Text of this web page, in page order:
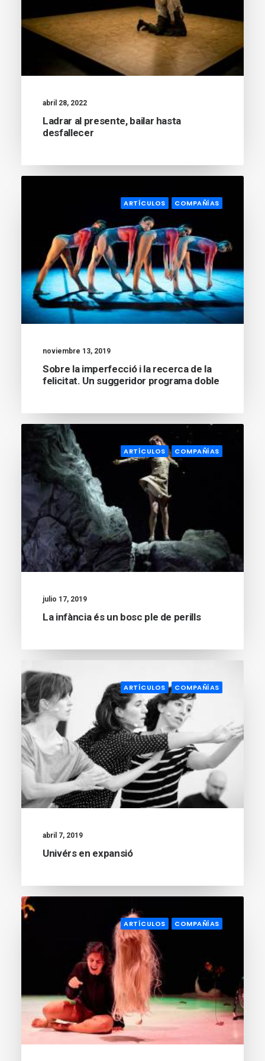
abril 28, 2022
Ladrar al presente, bailar hasta
desfallecer
ARTÍCULOS COMPAÑÍAS
noviembre 13, 2019
Sobre la imperfecció i la recerca de la
felicitat. Un suggeridor programa doble
ARTÍCULOS COMPAÑÍAS
julio 17, 2019
La infància és un bosc ple de perills
ARTÍCULOS COMPAÑÍAS
abril 7, 2019
Univérs en expansió
ARTÍCULOS COMPAÑÍAS